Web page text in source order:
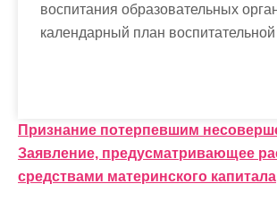
воспитания образовательных
календарный план
Н
а
Признание потерпевшим
Заявление, предусматривающее
средствами материнского капитала